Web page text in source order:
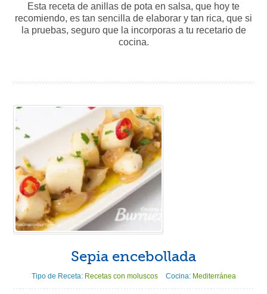
Esta receta de anillas de pota en salsa, que hoy te
recomiendo, es tan sencilla de elaborar y tan rica, que si
la pruebas, seguro que la incorporas a tu recetario de
cocina.
Sepia encebollada
Tipo de Receta: Recetas con moluscos Cocina: Mediterránea